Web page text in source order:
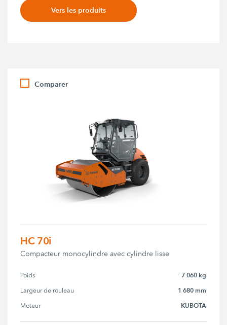
Vers les produits
Comparer
HC 70i
Compacteur monocylindre avec cylindre lisse
Poids 7 060 kg
Largeur de rouleau 1 680 mm
Moteur KUBOTA